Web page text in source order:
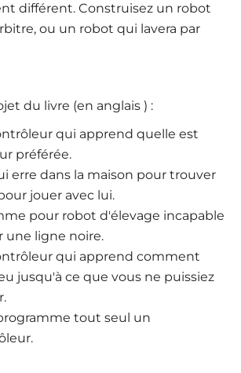
différent. Construisez un robot
ou un robot qui lavera par
du livre (en anglais ) :
qui apprend quelle est
préférée.
erre dans la maison pour trouver
jouer avec lui.
pour robot d'élevage incapable
une ligne noire.
qui apprend comment
jusqu'à ce que vous ne puissiez
tout seul un